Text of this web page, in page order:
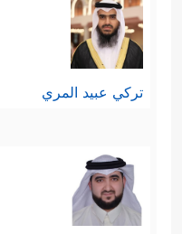
تركي عبيد المري